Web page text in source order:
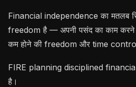
Financial independence का मतलब
freedom है — अपनी पसंद का काम
कम होने की freedom और time
FIRE planning disciplined
है।